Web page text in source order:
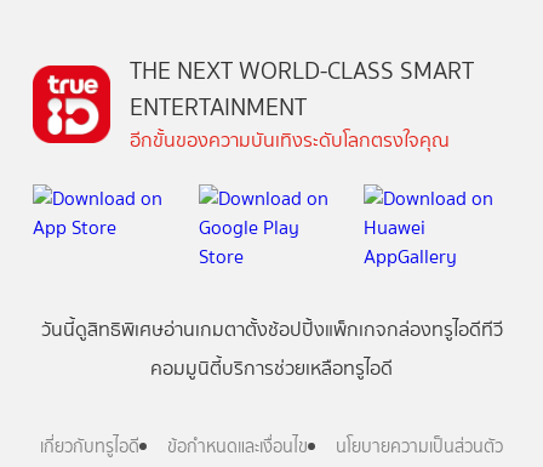
THE NEXT WORLD-CLASS SMART
ENTERTAINMENT
อีกขั้นของความบันเทิงระดับโลกตรงใจคุณ
วันนี้ดูสิทธิพิเศษอ่านเกมตาตั้งช้อปปิ้งแพ็กเกจกล่องทรูไอดีทีวี
คอมมูนิตี้บริการช่วยเหลือทรูไอดี
เกี่ยวกับทรูไอดี ข้อกำหนดและเงื่อนไข
นโยบายความเป็นส่วนตัว